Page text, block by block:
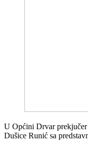
U Općini Drvar prekjučer
Dušice Runić sa